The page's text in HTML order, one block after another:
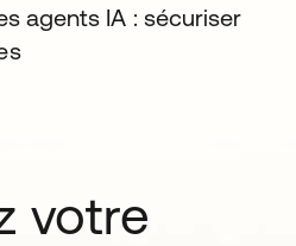
agents IA : sécuriser
votre